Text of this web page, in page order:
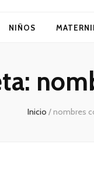
NIÑOS
Inicio / nombres